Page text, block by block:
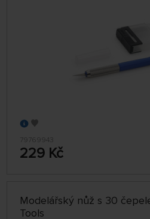
79769943
229 Kč
Modelářský nůž s 30
Tools